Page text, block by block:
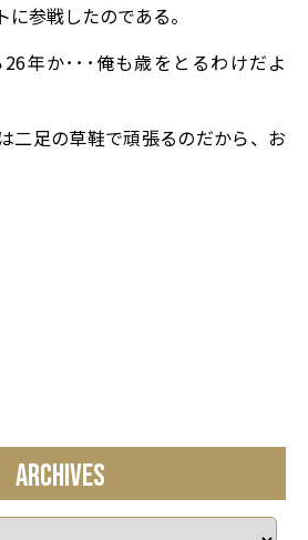
参戦したのである。
年か･･･俺も歳をとるわけだよ
二足の草鞋で頑張るのだから、お
ARCHIVES